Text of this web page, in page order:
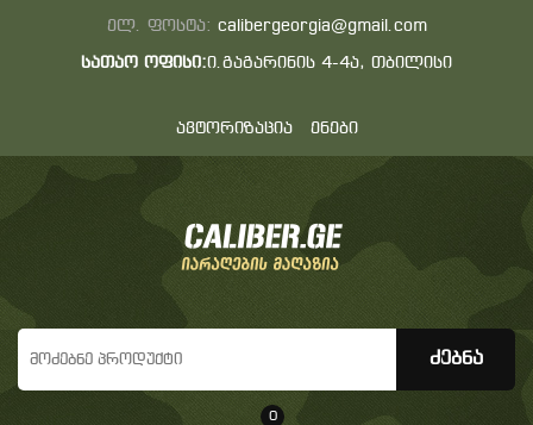
ელ. ფოსტა: calibergeorgia@gmail.com
სათაო ოფისი:ი.გაგარინის 4-4ა, თბილისი
ავტორიზაცია ენები
0